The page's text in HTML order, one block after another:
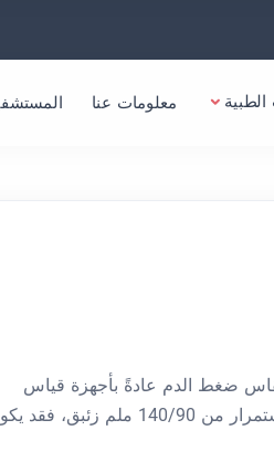
معلومات عنا
ضغط الدم عادةً بأجهزة قياس
ضغط الدم، ويُعبّر عنه بضغط دم مرتفع/منخفض. إذا كانت هذه القيم أعلى باستمرار من 140/90 ملم